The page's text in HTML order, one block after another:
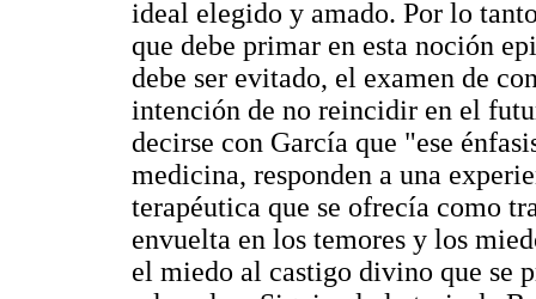
ideal elegido y amado. Por lo
que debe primar en esta noción
debe ser evitado, el examen de
intención de no reincidir en el
decirse con García que "ese
medicina, responden a una
terapéutica que se ofrecía como
envuelta en los temores y los
el miedo al castigo divino que se